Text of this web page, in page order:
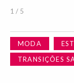
1 / 5
MODA
TRANSIÇÕES